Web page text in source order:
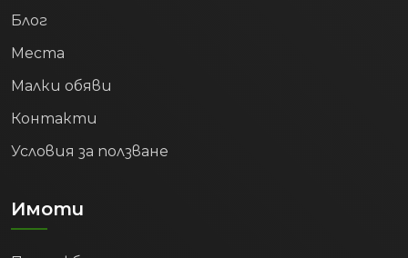
Блог
Места
Малки обяви
Контакти
Условия за ползване
Имоти